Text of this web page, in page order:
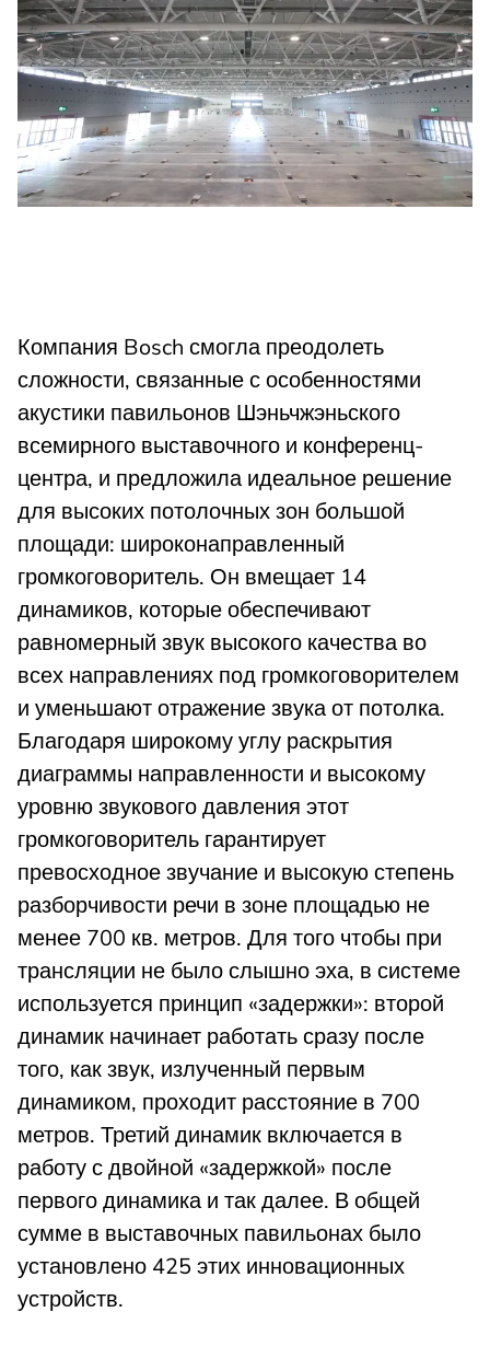
Компания Bosch смогла преодолеть
сложности, связанные с особенностями
акустики павильонов Шэньчжэньского
всемирного выставочного и конференц-
центра, и предложила идеальное решение
для высоких потолочных зон большой
площади: широконаправленный
громкоговоритель. Он вмещает 14
динамиков, которые обеспечивают
равномерный звук высокого качества во
всех направлениях под громкоговорителем
и уменьшают отражение звука от потолка.
Благодаря широкому углу раскрытия
диаграммы направленности и высокому
уровню звукового давления этот
громкоговоритель гарантирует
превосходное звучание и высокую степень
разборчивости речи в зоне площадью не
менее 700 кв. метров. Для того чтобы при
трансляции не было слышно эха, в системе
используется принцип «задержки»: второй
динамик начинает работать сразу после
того, как звук, излученный первым
динамиком, проходит расстояние в 700
метров. Третий динамик включается в
работу с двойной «задержкой» после
первого динамика и так далее. В общей
сумме в выставочных павильонах было
установлено 425 этих инновационных
устройств.